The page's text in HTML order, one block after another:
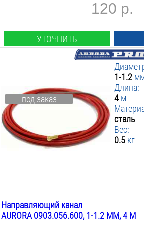
120 р.
УТОЧНИТЬ
под заказ
1-1.2
Длина:
4 м
сталь
Вес:
0.5 кг
Направляющий канал
AURORA 0903.056.600, 1-1.2 ММ, 4 М